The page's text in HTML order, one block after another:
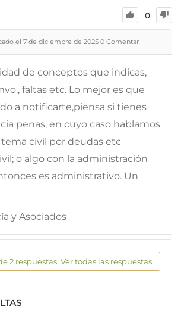
0
el 7 de diciembre de 2025 0 Comentar
de conceptos que indicas,
faltas etc. Lo mejor es que
a notificarte,piensa si tienes
penas, en cuyo caso hablamos
civil por deudas etc
o algo con la administración
es administrativo. Un
y Asociados
2 respuestas. Ver todas las respuestas.